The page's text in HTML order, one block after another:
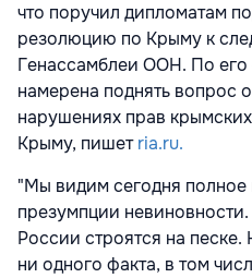
что поручил дипломатам
резолюцию по Крыму к
Генассамблеи ООН. По его
намерена поднять вопрос
нарушениях прав
Крыму, пишетria.ru.
"Мы видим сегодня полное
презумпции
России строятся на песке.
ни одного факта, в том